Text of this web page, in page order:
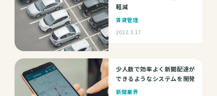
軽減
賃貸管理
2022.3.17
少人数で効率よく新聞配達が
できるようなシステムを開発
新聞業界